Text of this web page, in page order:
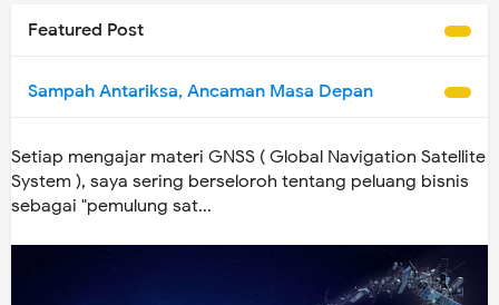
Featured Post
Sampah Antariksa, Ancaman Masa Depan
Setiap mengajar materi GNSS ( Global Navigation Satellite
System ), saya sering berseloroh tentang peluang bisnis
sebagai "pemulung sat...